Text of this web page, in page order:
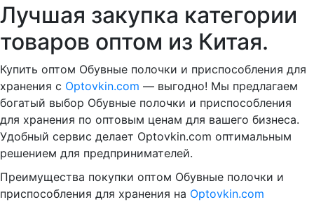
Лучшая закупка категории
товаров оптом из Китая.
Купить оптом Обувные полочки и приспособления для
хранения с Optovkin.com — выгодно! Мы предлагаем
богатый выбор Обувные полочки и приспособления
для хранения по оптовым ценам для вашего бизнеса.
Удобный сервис делает Optovkin.com оптимальным
решением для предпринимателей.
Преимущества покупки оптом Обувные полочки и
приспособления для хранения на Optovkin.com